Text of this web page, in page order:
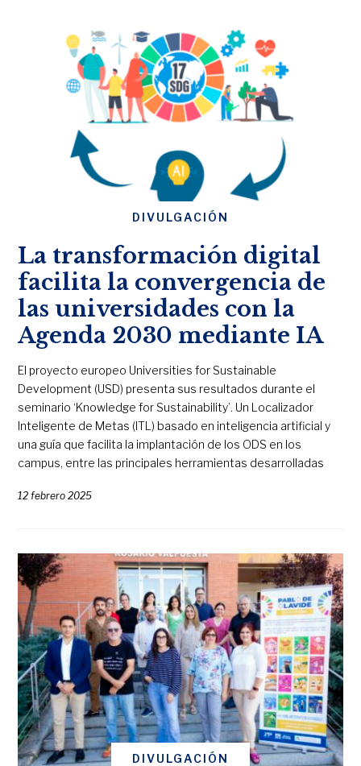
DIVULGACIÓN
La transformación digital
facilita la convergencia de
las universidades con la
Agenda 2030 mediante IA
El proyecto europeo Universities for Sustainable
Development (USD) presenta sus resultados durante el
seminario ‘Knowledge for Sustainability’. Un Localizador
Inteligente de Metas (ITL) basado en inteligencia artificial y
una guía que facilita la implantación de los ODS en los
campus, entre las principales herramientas desarrolladas
12 febrero 2025
DIVULGACIÓN